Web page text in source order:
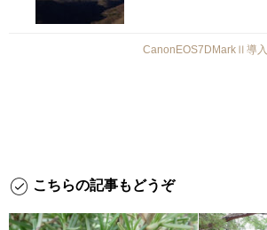
CanonEOS7DMarkⅡ導入
こちらの記事もどうぞ